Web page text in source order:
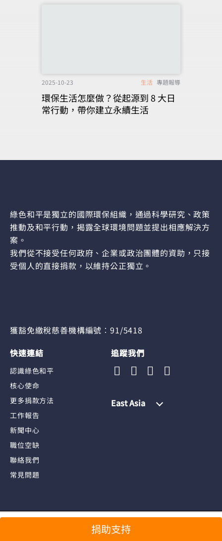
2025-10-23 生活 專題報導
環保生活怎麼做？從起源到 8 大日
常行動，帶你建立永續生活
綠色和平是獨立的國際環保組織，通過科學研究、政策
推動及和平行動，揭露全球環境問題並提出相應解決方
案。
我們從不接受任何政府、企業或政治團體的資助，只接
受個人的直接捐款，以維持公正獨立。
獲豁免繳稅慈善機構編號︰91/5418
快速連結
認識綠色和平
核心使命
更多捐款方法
工作報告
新聞中心
職位空缺
聯絡我們
常見問題
追蹤我們
East Asia
私隱政策與個人資料收集聲明
捐助支持